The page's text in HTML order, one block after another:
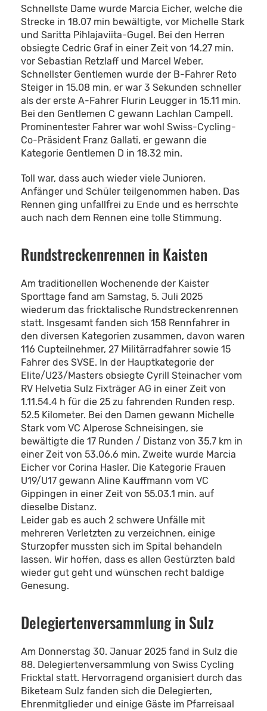
Schnellste Dame wurde Marcia Eicher, welche die
Strecke in 18.07 min bewältigte, vor Michelle Stark
und Saritta Pihlajaviita-Gugel. Bei den Herren
obsiegte Cedric Graf in einer Zeit von 14.27 min.
vor Sebastian Retzlaff und Marcel Weber.
Schnellster Gentlemen wurde der B-Fahrer Reto
Steiger in 15.08 min, er war 3 Sekunden schneller
als der erste A-Fahrer Flurin Leugger in 15.11 min.
Bei den Gentlemen C gewann Lachlan Campell.
Prominentester Fahrer war wohl Swiss-Cycling-
Co-Präsident Franz Gallati, er gewann die
Kategorie Gentlemen D in 18.32 min.
Toll war, dass auch wieder viele Junioren,
Anfänger und Schüler teilgenommen haben. Das
Rennen ging unfallfrei zu Ende und es herrschte
auch nach dem Rennen eine tolle Stimmung.
Rundstreckenrennen in Kaisten
Am traditionellen Wochenende der Kaister
Sporttage fand am Samstag, 5. Juli 2025
wiederum das fricktalische Rundstreckenrennen
statt. Insgesamt fanden sich 158 Rennfahrer in
den diversen Kategorien zusammen, davon waren
116 Cupteilnehmer, 27 Militärradfahrer sowie 15
Fahrer des SVSE. In der Hauptkategorie der
Elite/U23/Masters obsiegte Cyrill Steinacher vom
RV Helvetia Sulz Fixträger AG in einer Zeit von
1.11.54.4 h für die 25 zu fahrenden Runden resp.
52.5 Kilometer. Bei den Damen gewann Michelle
Stark vom VC Alperose Schneisingen, sie
bewältigte die 17 Runden / Distanz von 35.7 km in
einer Zeit von 53.06.6 min. Zweite wurde Marcia
Eicher vor Corina Hasler. Die Kategorie Frauen
U19/U17 gewann Aline Kauffmann vom VC
Gippingen in einer Zeit von 55.03.1 min. auf
dieselbe Distanz.
Leider gab es auch 2 schwere Unfälle mit
mehreren Verletzten zu verzeichnen, einige
Sturzopfer mussten sich im Spital behandeln
lassen. Wir hoffen, dass es allen Gestürzten bald
wieder gut geht und wünschen recht baldige
Genesung.
Delegiertenversammlung in Sulz
Am Donnerstag 30. Januar 2025 fand in Sulz die
88. Delegiertenversammlung von Swiss Cycling
Fricktal statt. Hervorragend organisiert durch das
Biketeam Sulz fanden sich die Delegierten,
Ehrenmitglieder und einige Gäste im Pfarreisaal